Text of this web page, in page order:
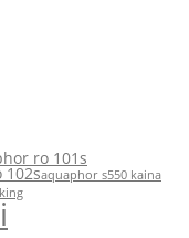
ro 101s
102saquaphor s550 kaina